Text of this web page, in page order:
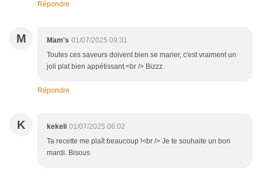
Répondre
M Mam's 01/07/2025 09:31
Toutes ces saveurs doivent bien se marier, c'est vraiment un
joli plat bien appétissant.<br /> Bizzz.
Répondre
K kekeli 01/07/2025 06:02
Ta recette me plaît beaucoup !<br /> Je te souhaite un bon
mardi. Bisous